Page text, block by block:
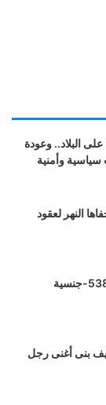
البلاد.. وعودة
وأمنية
النهر لعقود
بنى أغنى رجل